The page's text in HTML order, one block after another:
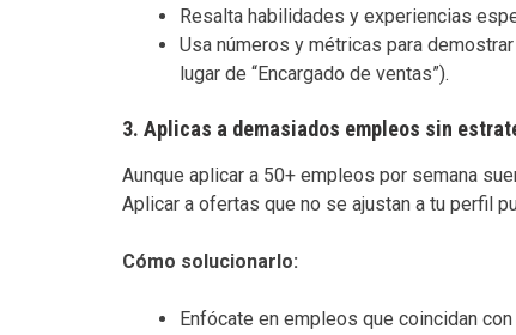
Resalta habilidades y experiencias
Usa números y métricas para
lugar de “Encargado de ventas”).
3. Aplicas a demasiados empleos sin
Aunque aplicar a 50+ empleos por semana
Aplicar a ofertas que no se ajustan a tu perfil
Cómo solucionarlo:
Enfócate en empleos que coincidan